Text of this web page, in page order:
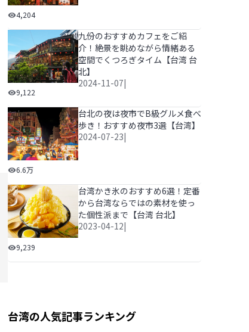
九份のおすすめ観光スポット｜レトロな絶景に魅せら
4,204
九份のおすすめカフェをご紹介！絶景を眺めながら情
9,122
九份のおすすめカフェをご紹
介！絶景を眺めながら情緒ある
空間でくつろぎタイム【台湾 台
北】
2024-11-07|
台北の夜は夜市でB級グルメ食べ歩き！おすすめ夜市3
6.6万
台北の夜は夜市でB級グルメ食べ
歩き！おすすめ夜市3選【台湾】
2024-07-23|
台湾かき氷のおすすめ6選！定番から台湾ならではの素
9,239
台湾かき氷のおすすめ6選！定番
から台湾ならではの素材を使っ
た個性派まで【台湾 台北】
2023-04-12|
台湾の人気記事ランキング